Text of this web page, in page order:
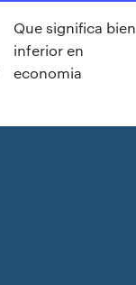
Que significa bien
inferior en
economia